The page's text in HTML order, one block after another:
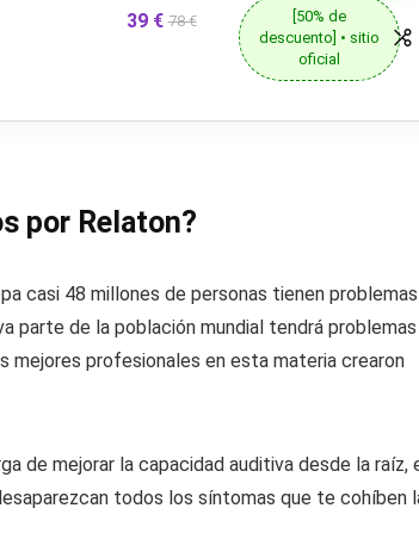
39 € 78 €
[50% de
descuento] • sitio
oficial
por Relaton?
casi 48 millones de personas tienen problemas
parte de la población mundial tendrá problemas
mejores profesionales en esta materia crearon
de mejorar la capacidad auditiva desde la raíz,
todos los síntomas que te cohíben